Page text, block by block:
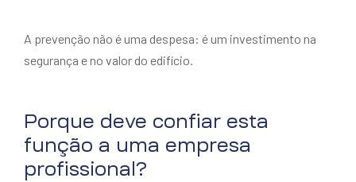
A prevenção não é uma despesa: é um investimento na
segurança e no valor do edifício.
Porque deve confiar esta
função a uma empresa
profissional?